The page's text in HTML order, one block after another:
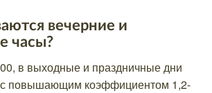
вечерние и
часы?
в выходные и праздничные дни
с повышающим коэффициентом 1,2-